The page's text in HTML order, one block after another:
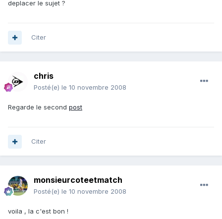
deplacer le sujet ?
Citer
chris
Posté(e) le 10 novembre 2008
Regarde le second post
Citer
monsieurcoteetmatch
Posté(e) le 10 novembre 2008
voila , la c'est bon !